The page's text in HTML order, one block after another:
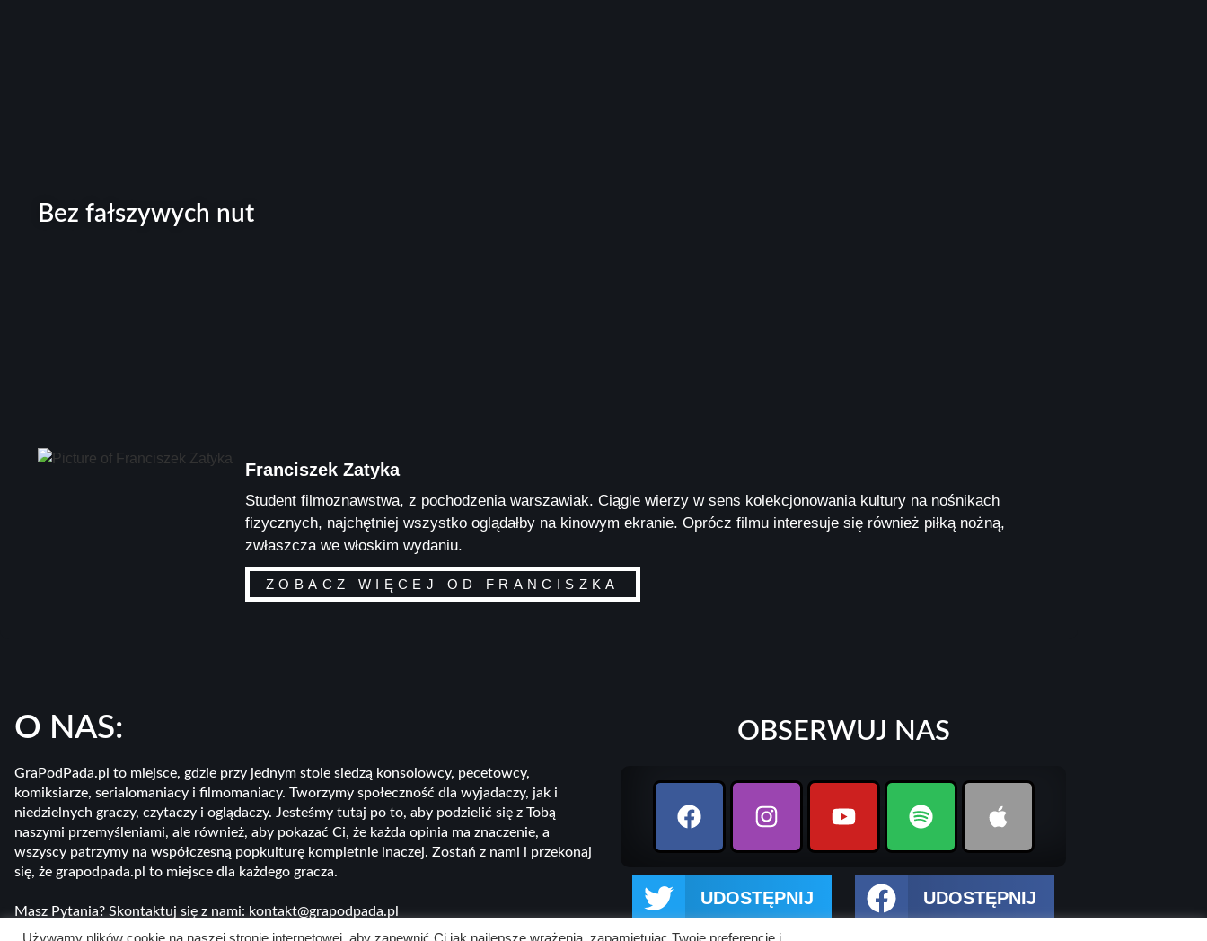
Bez fałszywych nut
Franciszek Zatyka
Student filmoznawstwa, z pochodzenia warszawiak. Ciągle wierzy w sens kolekcjonowania kultury na nośnikach
fizycznych, najchętniej wszystko oglądałby na kinowym ekranie. Oprócz filmu interesuje się również piłką nożną,
zwłaszcza we włoskim wydaniu.
ZOBACZ WIĘCEJ OD FRANCISZKA
O NAS:
GraPodPada.pl to miejsce, gdzie przy jednym stole siedzą konsolowcy, pecetowcy,
komiksiarze, serialomaniacy i filmomaniacy. Tworzymy społeczność dla wyjadaczy, jak i
niedzielnych graczy, czytaczy i oglądaczy. Jesteśmy tutaj po to, aby podzielić się z Tobą
naszymi przemyśleniami, ale również, aby pokazać Ci, że każda opinia ma znaczenie, a
wszyscy patrzymy na współczesną popkulturę kompletnie inaczej. Zostań z nami i przekonaj
się, że grapodpada.pl to miejsce dla każdego gracza.
Masz Pytania? Skontaktuj się z nami: kontakt@grapodpada.pl
OBSERWUJ NAS
UDOSTĘPNIJ UDOSTĘPNIJ